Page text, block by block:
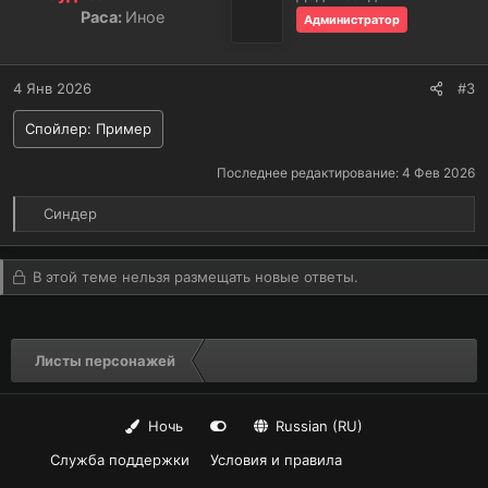
Раса: Иное Администратор
4 Янв 2026 #3
Спойлер: Пример
Последнее редактирование: 4 Фев 2026
Р
е
к
ц
и
:
Синдер
В этой теме нельзя размещать новые ответы.
Листы персонажей
Ночь
Russian (RU)
Служба поддержки
Условия и правила